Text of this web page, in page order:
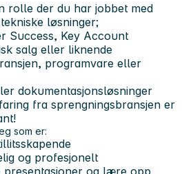
rolle der du har jobbet med
løsninger;
Success, Key Account
salg eller liknende
programvare eller
dokumentasjonsløsninger
fra sprengningsbransjen er
som er:
og profesjonelt
presentasjoner og lære opp